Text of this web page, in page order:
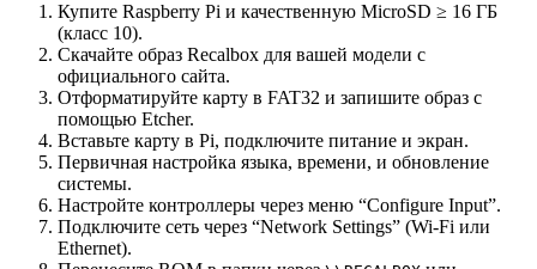
Купите Raspberry Pi и качественную MicroSD ≥ 16 ГБ
(класс 10).
Скачайте образ Recalbox для вашей модели с
официального сайта.
Отформатируйте карту в FAT32 и запишите образ с
помощью Etcher.
Вставьте карту в Pi, подключите питание и экран.
Первичная настройка языка, времени, и обновление
системы.
Настройте контроллеры через меню “Configure Input”.
Подключите сеть через “Network Settings” (Wi‑Fi или
Ethernet).